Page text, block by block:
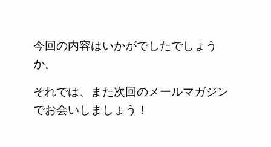
今回の内容はいかがでしたでしょう
か。
それでは、また次回のメールマガジン
でお会いしましょう！